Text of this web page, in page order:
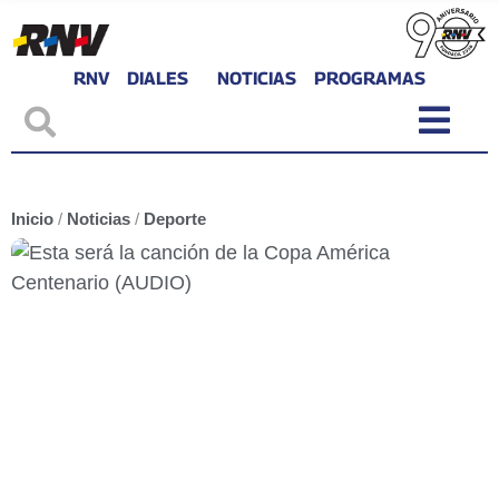
RNV DIALES NOTICIAS PROGRAMAS
Inicio / Noticias / Deporte